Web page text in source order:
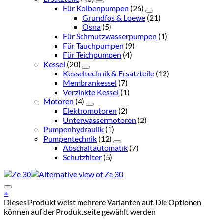
Für Kolbenpumpen (26)
Grundfos & Loewe (21)
Osna (5)
Für Schmutzwasserpumpen (1)
Für Tauchpumpen (9)
Für Teichpumpen (4)
Kessel (20)
Kesseltechnik & Ersatzteile (12)
Membrankessel (7)
Verzinkte Kessel (1)
Motoren (4)
Elektromotoren (2)
Unterwassermotoren (2)
Pumpenhydraulik (1)
Pumpentechnik (12)
Abschaltautomatik (7)
Schutzfilter (5)
+
Dieses Produkt weist mehrere Varianten auf. Die Optionen
können auf der Produktseite gewählt werden